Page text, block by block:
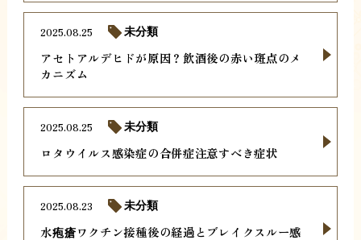
アセトアルデヒドが原因？飲酒後の赤い斑点のメ
カニズム
2025.08.25 未分類
ロタウイルス感染症の合併症注意すべき症状
2025.08.25 未分類
水疱瘡ワクチン接種後の経過とブレイクスルー感
2025.08.23 未分類